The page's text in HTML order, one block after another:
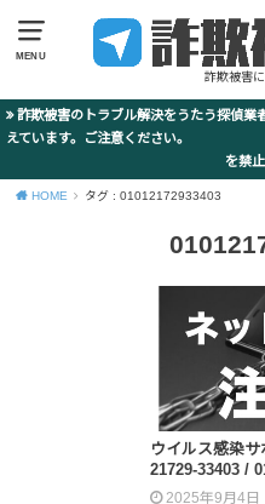
MENU
詐欺被害
詐欺被害のトラブル解決をうたう探偵業
えています。ご注意ください。 【注
を禁止
HOME タグ : 01012172933403
ウイルス感染
21729-33403 /
2025年9月4日